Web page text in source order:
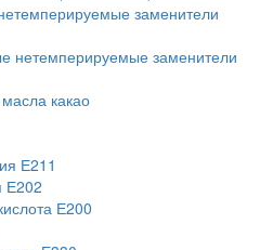
заменители
нетемперируемые заменители
какао
Е211
Е202
Е200